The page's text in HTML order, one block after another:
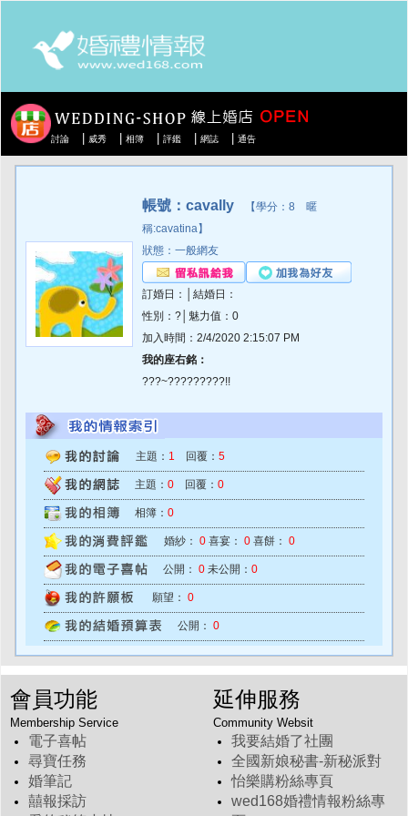
討論 威秀 相簿 評鑑 網誌 通告
帳號：cavally 【學分：8 暱
稱:cavatina】
狀態：一般網友
訂婚日：│結婚日：
性別：?│魅力值：0
加入時間：2/4/2020 2:15:07 PM
我的座右銘：
???~?????????!!
主題： 1 回覆： 5
主題： 0 回覆： 0
相簿： 0
婚紗： 0 喜宴： 0 喜餅： 0
公開： 0 未公開： 0
願望： 0
公開： 0
會員功能
Membership Service
電子喜帖
尋寶任務
婚筆記
囍報採訪
延伸服務
Community Websit
我要結婚了社團
全國新娘秘書-新秘派對
怡樂購粉絲專頁
wed168婚禮情報粉絲專